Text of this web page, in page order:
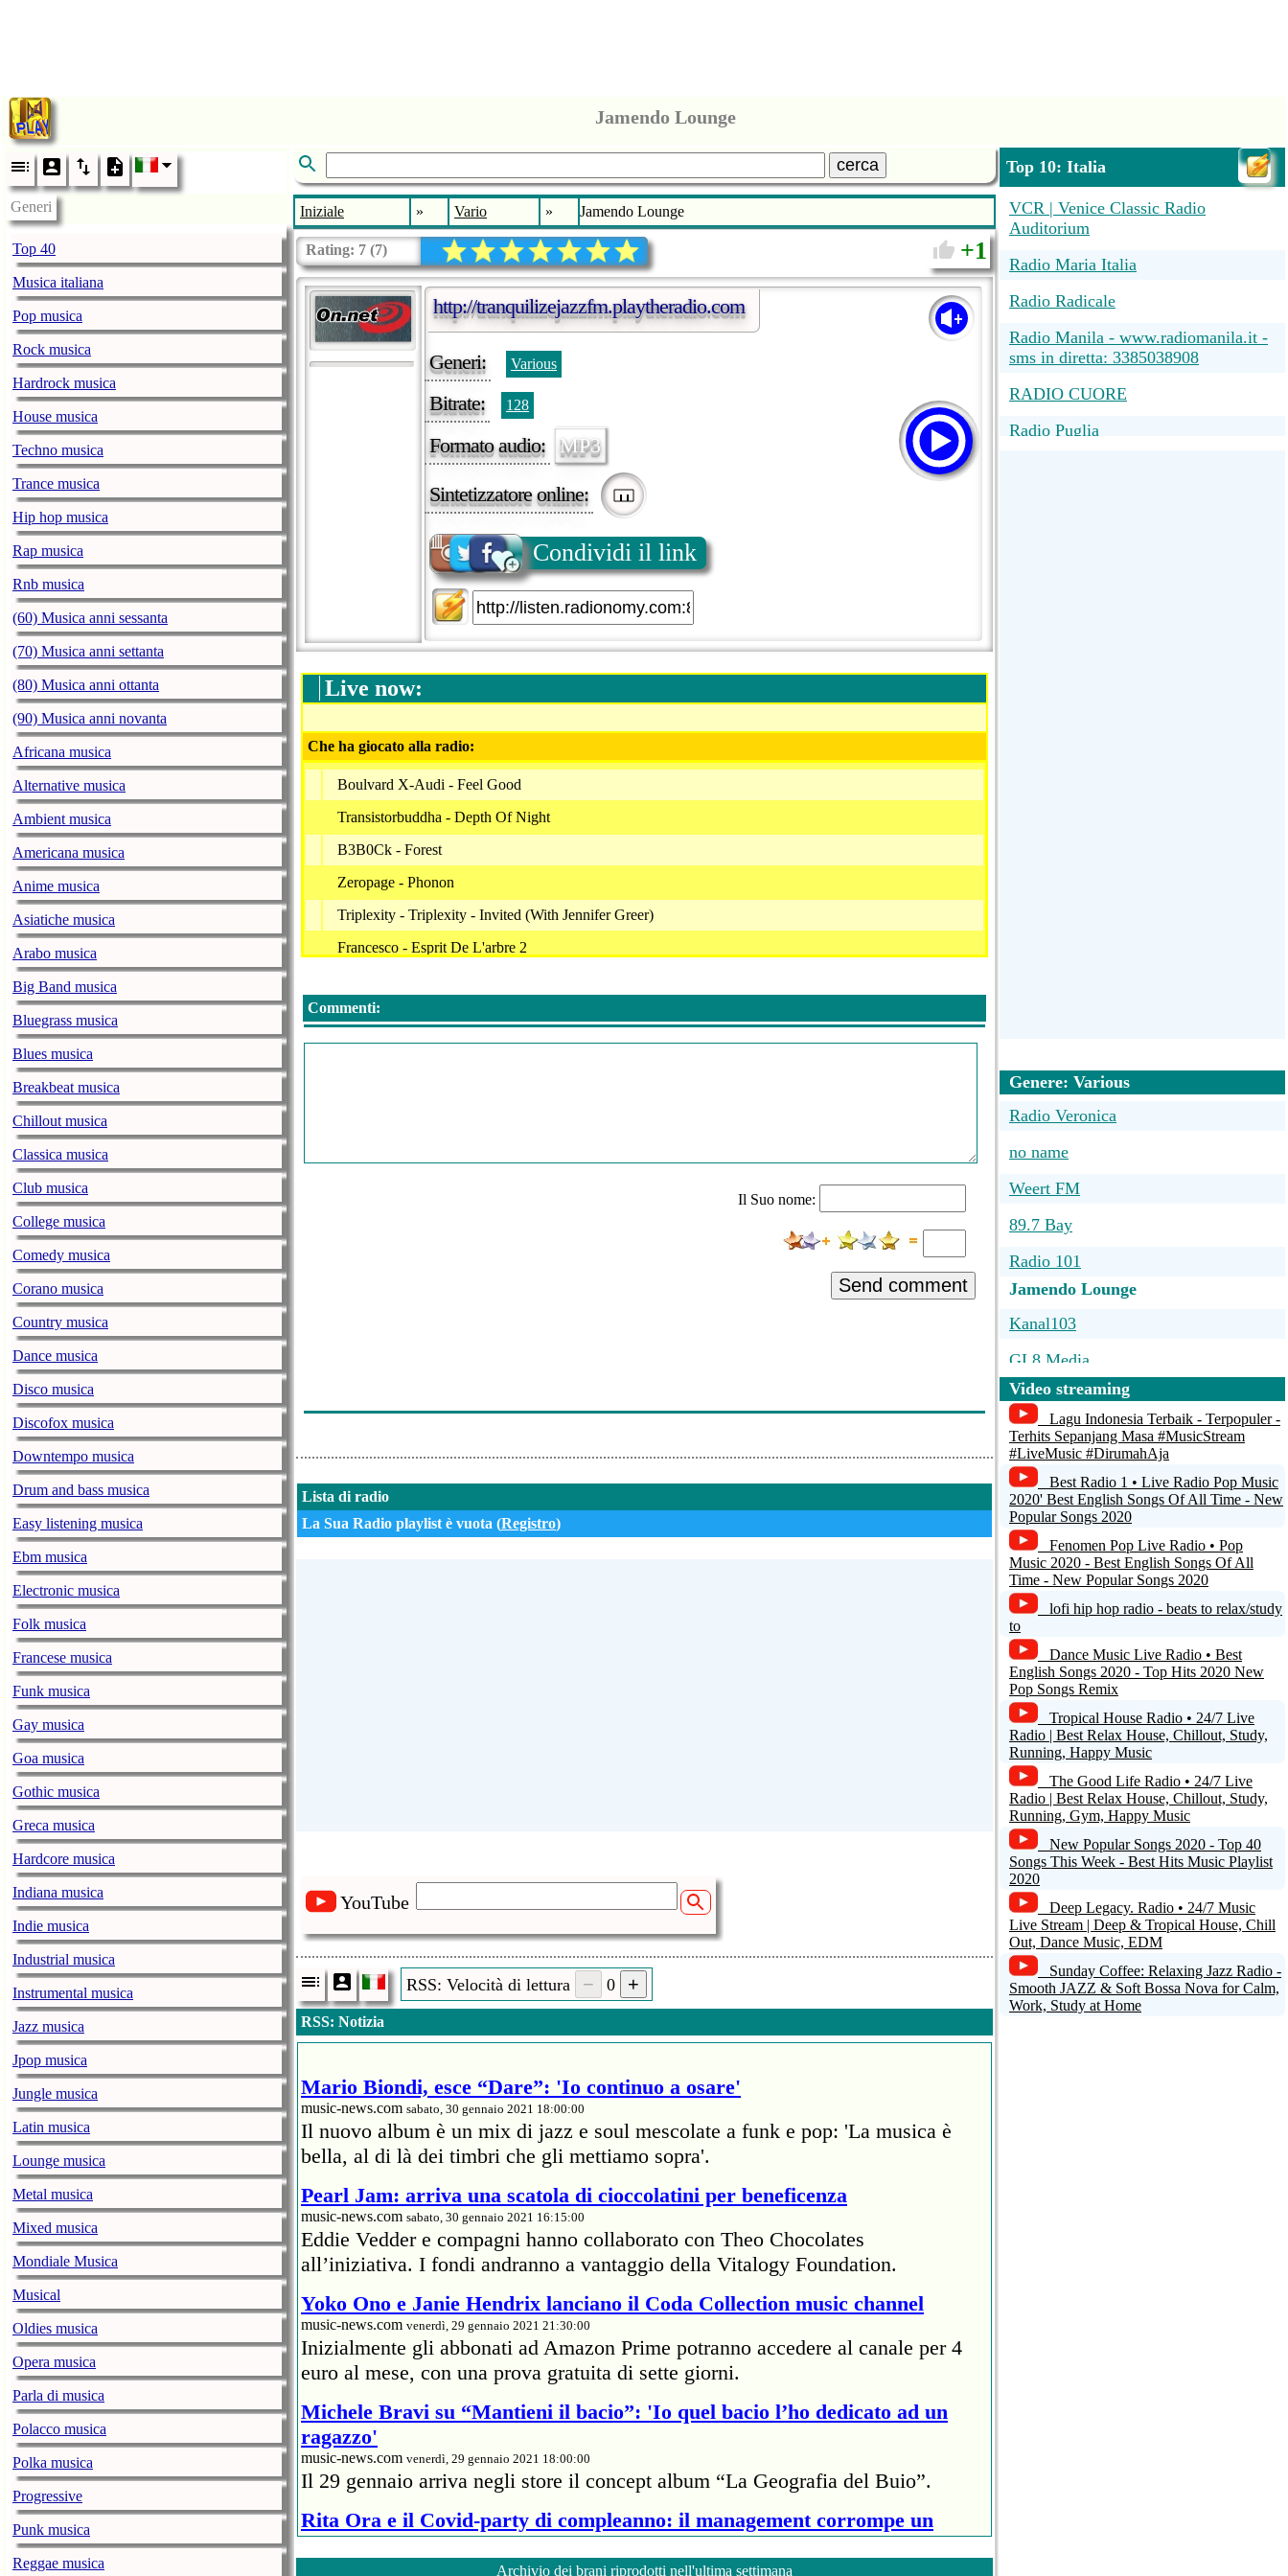
Jamendo Lounge
Generi
Top 40
Musica italiana
Pop musica
Rock musica
Hardrock musica
House musica
Techno musica
Trance musica
Hip hop musica
Rap musica
Rnb musica
(60) Musica anni sessanta
(70) Musica anni settanta
(80) Musica anni ottanta
(90) Musica anni novanta
Africana musica
Alternative musica
Ambient musica
Americana musica
Anime musica
Asiatiche musica
Arabo musica
Big Band musica
Bluegrass musica
Blues musica
Breakbeat musica
Chillout musica
Classica musica
Club musica
College musica
Comedy musica
Corano musica
Country musica
Dance musica
Disco musica
Discofox musica
Downtempo musica
Drum and bass musica
Easy listening musica
Ebm musica
Electronic musica
Folk musica
Francese musica
Funk musica
Gay musica
Goa musica
Gothic musica
Greca musica
Hardcore musica
Indiana musica
Indie musica
Industrial musica
Instrumental musica
Jazz musica
Jpop musica
Jungle musica
Latin musica
Lounge musica
Metal musica
Mixed musica
Mondiale Musica
Musical
Oldies musica
Opera musica
Parla di musica
Polacco musica
Polka musica
Progressive
Punk musica
Reggae musica
cerca
Iniziale » Vario » Jamendo Lounge
Rating: 7 (7) 1
http://tranquilizejazzfm.playtheradio.com
Generi: Various
Bitrate: 128
Formato audio: MP3
Sintetizzatore online:
Condividi il link
Live now:
Che ha giocato alla radio:
Boulvard X-Audi - Feel Good
Transistorbuddha - Depth Of Night
B3B0Ck - Forest
Zeropage - Phonon
Triplexity - Triplexity - Invited (With Jennifer Greer)
Francesco - Esprit De L'arbre 2
Yeiker - Moon
Bulbasound - Healing Binaural Beats
Commenti:
Il Suo nome:
Send comment
Lista di radio
La Sua Radio playlist è vuota (Registro)
YouTube
RSS: Velocità di lettura 0
RSS: Notizia
Mario Biondi, esce “Dare”: 'Io continuo a osare'
music-news.com sabato, 30 gennaio 2021 18:00:00
Il nuovo album è un mix di jazz e soul mescolate a funk e pop: 'La musica è
bella, al di là dei timbri che gli mettiamo sopra'.
Pearl Jam: arriva una scatola di cioccolatini per beneficenza
music-news.com sabato, 30 gennaio 2021 16:15:00
Eddie Vedder e compagni hanno collaborato con Theo Chocolates
all’iniziativa. I fondi andranno a vantaggio della Vitalogy Foundation.
Yoko Ono e Janie Hendrix lanciano il Coda Collection music channel
music-news.com venerdì, 29 gennaio 2021 21:30:00
Inizialmente gli abbonati ad Amazon Prime potranno accedere al canale per 4
euro al mese, con una prova gratuita di sette giorni.
Michele Bravi su “Mantieni il bacio”: 'Io quel bacio l’ho dedicato ad un
ragazzo'
music-news.com venerdì, 29 gennaio 2021 18:00:00
Il 29 gennaio arriva negli store il concept album “La Geografia del Buio”.
Rita Ora e il Covid-party di compleanno: il management corrompe un
ristoratore
venerdì, 29 gennaio 2021 18:00:00
Archivio dei brani riprodotti nell'ultima settimana
Top 10: Italia
VCR | Venice Classic Radio
Auditorium
Radio Maria Italia
Radio Radicale
Radio Manila - www.radiomanila.it -
sms in diretta: 3385038908
RADIO CUORE
Radio Puglia
Genere: Various
Radio Veronica
no name
Weert FM
89.7 Bay
Radio 101
Jamendo Lounge
Kanal103
GL8 Media
Eldoradio
Eldoradio Alternative
Eldoradio Chill Channel
Video streaming
Lagu Indonesia Terbaik - Terpopuler -
Terhits Sepanjang Masa #MusicStream
#LiveMusic #DirumahAja
Best Radio 1 • Live Radio Pop Music
2020' Best English Songs Of All Time - New
Popular Songs 2020
Fenomen Pop Live Radio • Pop
Music 2020 - Best English Songs Of All
Time - New Popular Songs 2020
lofi hip hop radio - beats to relax/study
to
Dance Music Live Radio • Best
English Songs 2020 - Top Hits 2020 New
Pop Songs Remix
Tropical House Radio • 24/7 Live
Radio | Best Relax House, Chillout, Study,
Running, Happy Music
The Good Life Radio • 24/7 Live
Radio | Best Relax House, Chillout, Study,
Running, Gym, Happy Music
New Popular Songs 2020 - Top 40
Songs This Week - Best Hits Music Playlist
2020
Deep Legacy. Radio • 24/7 Music
Live Stream | Deep & Tropical House, Chill
Out, Dance Music, EDM
Sunday Coffee: Relaxing Jazz Radio -
Smooth JAZZ & Soft Bossa Nova for Calm,
Work, Study at Home